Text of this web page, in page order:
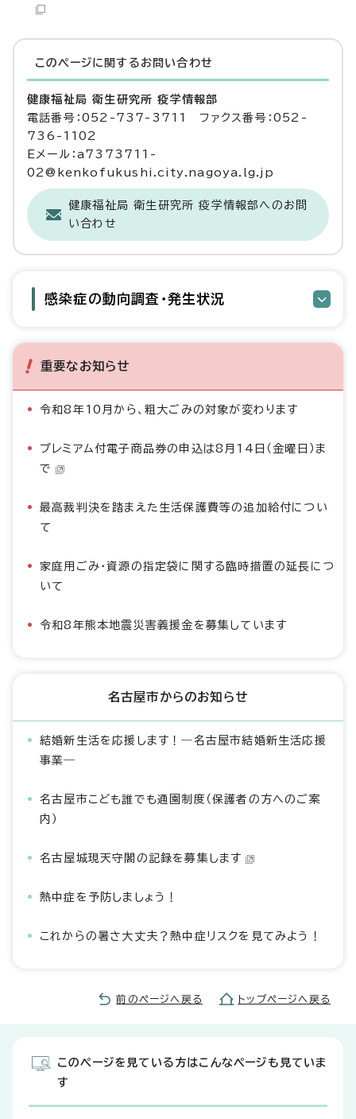
このページに関する お問い合わせ
健康福祉局 衛生研究所 疫学情報部
電話番号：052-737-3711 ファクス番号：052-
736-1102
Eメール：a7373711-
02@kenkofukushi.city.nagoya.lg.jp
健康福祉局 衛生研究所 疫学情報部へのお問
い合わせ
感染症の動向調査・発生状況
重要なお知らせ
令和8年10月から、粗大ごみの対象が変わります
プレミアム付電子商品券の申込は8月14日（金曜日）ま
で
最高裁判決を踏まえた生活保護費等の追加給付につい
て
家庭用ごみ・資源の指定袋に関する臨時措置の延長につ
いて
令和8年熊本地震災害義援金を募集しています
名古屋市からのお知らせ
結婚新生活を応援します！―名古屋市結婚新生活応援
事業―
名古屋市こども誰でも通園制度（保護者の方へのご案
内）
名古屋城現天守閣の記録を募集します
熱中症を予防しましょう！
これからの暑さ大丈夫？熱中症リスクを見てみよう！
前のページへ戻る トップページへ戻る
このページを見ている方はこんなページも見ていま
す